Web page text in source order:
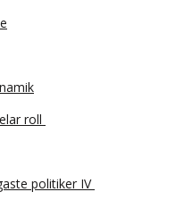
roll
politiker IV